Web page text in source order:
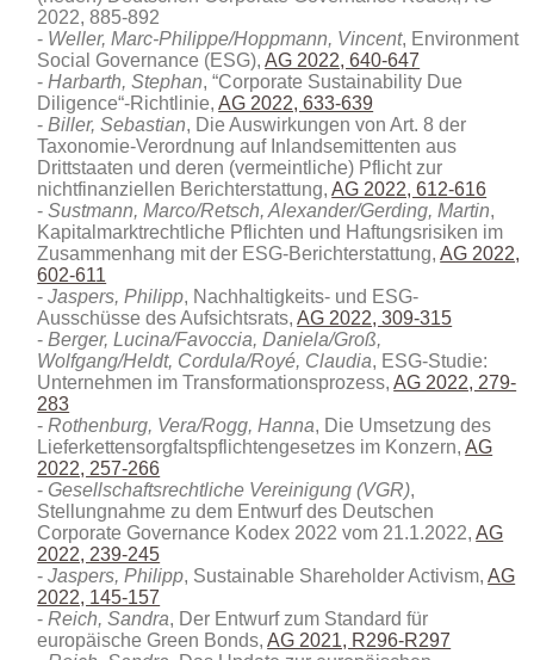
2022, 885-892
Weller, Marc-Philippe/Hoppmann, Vincent, Environment
Social Governance (ESG),AG 2022, 640-647
Harbarth, Stephan, “Corporate Sustainability Due
Diligence“-Richtlinie,AG 2022, 633-639
Biller, Sebastian, Die Auswirkungen von Art. 8 der
Taxonomie-Verordnung auf Inlandsemittenten aus
Drittstaaten und deren (vermeintliche) Pflicht zur
nichtfinanziellen Berichterstattung,AG 2022, 612-616
Sustmann, Marco/Retsch, Alexander/Gerding, Martin,
Kapitalmarktrechtliche Pflichten und Haftungsrisiken im
Zusammenhang mit der ESG-Berichterstattung,AG 2022,
602-611
Jaspers, Philipp, Nachhaltigkeits- und ESG-
Ausschüsse des Aufsichtsrats,AG 2022, 309-315
Berger, Lucina/Favoccia, Daniela/Groß,
Wolfgang/Heldt, Cordula/Royé, Claudia, ESG-Studie:
Unternehmen im Transformationsprozess,AG 2022, 279-
283
Rothenburg, Vera/Rogg, Hanna, Die Umsetzung des
Lieferkettensorgfaltspflichtengesetzes im Konzern,AG
2022, 257-266
Gesellschaftsrechtliche Vereinigung (VGR),
Stellungnahme zu dem Entwurf des Deutschen
Corporate Governance Kodex 2022 vom 21.1.2022,AG
2022, 239-245
Jaspers, Philipp, Sustainable Shareholder Activism,AG
2022, 145-157
Reich, Sandra, Der Entwurf zum Standard für
europäische Green Bonds,AG 2021, R296-R297